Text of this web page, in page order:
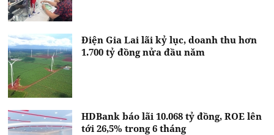
Điện Gia Lai lãi kỷ lục, doanh thu hơn
1.700 tỷ đồng nửa đầu năm
HDBank báo lãi 10.068 tỷ đồng, ROE lên
tới 26,5% trong 6 tháng